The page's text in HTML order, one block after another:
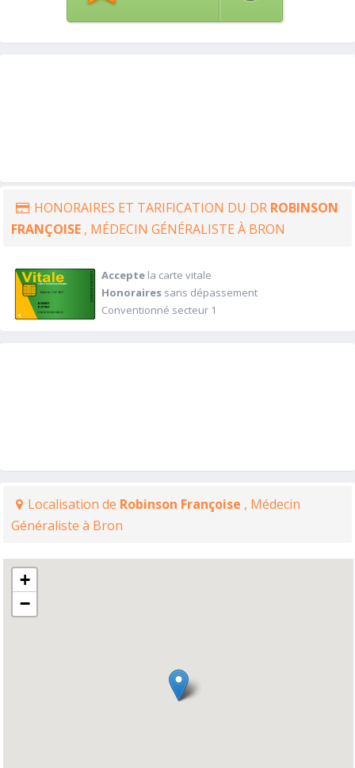
HONORAIRES ET TARIFICATION DU DR ROBINSON
FRANÇOISE , MÉDECIN GÉNÉRALISTE À BRON
Acceptela carte vitale
Honorairessans dépassement
Conventionné secteur 1
Localisation de Robinson Françoise , Médecin
Généraliste à Bron
+
−